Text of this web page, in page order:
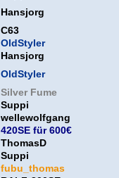
Hansjorg
C63
OldStyler
Hansjorg
OldStyler
Silver Fume
Suppi
wellewolfgang
420SE für 600€
ThomasD
Suppi
fubu_thomas